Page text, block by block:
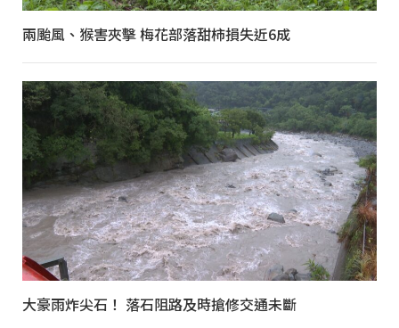
兩颱風、猴害夾擊 梅花部落甜柿損失近6成
大豪雨炸尖石！ 落石阻路及時搶修交通未斷